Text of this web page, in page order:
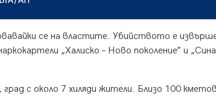
се на властите. Убийството е
„Халиско – Ново поколение” и
с около 7 хиляди жители. Близо 100